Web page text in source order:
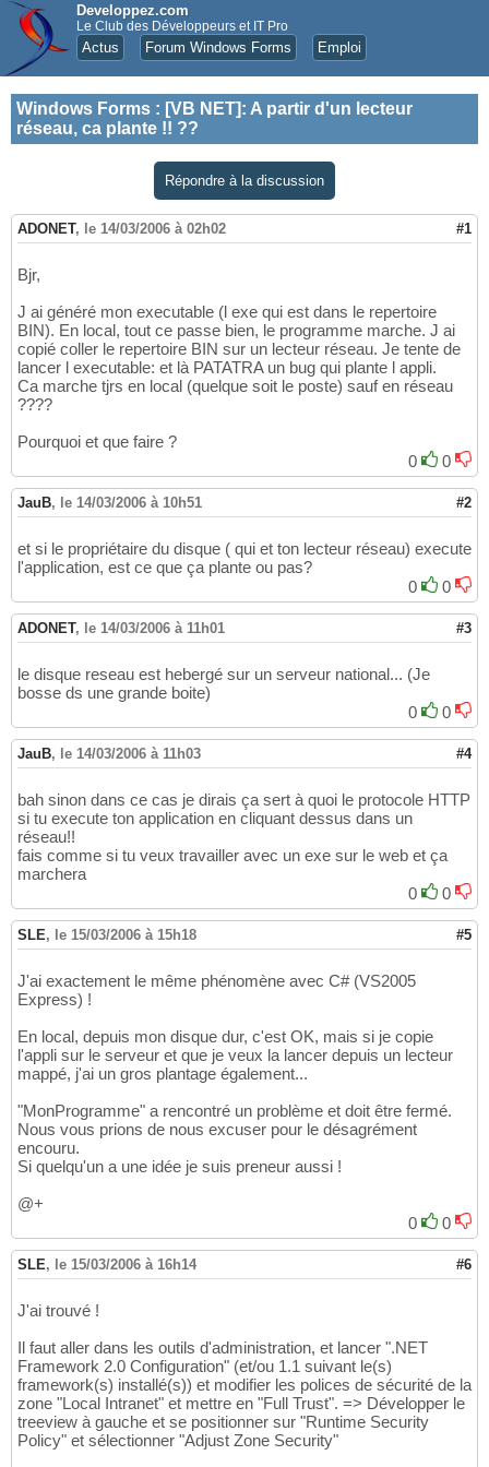
Developpez.com
Le Club des Développeurs et IT Pro
Actus Forum Windows Forms Emploi
Windows Forms : [VB NET]: A partir d'un lecteur
réseau, ca plante !! ??
Répondre à la discussion
ADONET, le 14/03/2006 à 02h02 #1
Bjr,
J ai généré mon executable (l exe qui est dans le repertoire
BIN). En local, tout ce passe bien, le programme marche. J ai
copié coller le repertoire BIN sur un lecteur réseau. Je tente de
lancer l executable: et là PATATRA un bug qui plante l appli.
Ca marche tjrs en local (quelque soit le poste) sauf en réseau
????
Pourquoi et que faire ?
0
0
JauB, le 14/03/2006 à 10h51 #2
et si le propriétaire du disque ( qui et ton lecteur réseau) execute
l'application, est ce que ça plante ou pas?
0
0
ADONET, le 14/03/2006 à 11h01 #3
le disque reseau est hebergé sur un serveur national... (Je
bosse ds une grande boite)
0
0
JauB, le 14/03/2006 à 11h03 #4
bah sinon dans ce cas je dirais ça sert à quoi le protocole HTTP
si tu execute ton application en cliquant dessus dans un
réseau!!
fais comme si tu veux travailler avec un exe sur le web et ça
marchera
0
0
SLE, le 15/03/2006 à 15h18 #5
J'ai exactement le même phénomène avec C# (VS2005
Express) !
En local, depuis mon disque dur, c'est OK, mais si je copie
l'appli sur le serveur et que je veux la lancer depuis un lecteur
mappé, j'ai un gros plantage également...
"MonProgramme" a rencontré un problème et doit être fermé.
Nous vous prions de nous excuser pour le désagrément
encouru.
Si quelqu'un a une idée je suis preneur aussi !
@+
0
0
SLE, le 15/03/2006 à 16h14 #6
J'ai trouvé !
Il faut aller dans les outils d'administration, et lancer ".NET
Framework 2.0 Configuration" (et/ou 1.1 suivant le(s)
framework(s) installé(s)) et modifier les polices de sécurité de la
zone "Local Intranet" et mettre en "Full Trust". => Développer le
treeview à gauche et se positionner sur "Runtime Security
Policy" et sélectionner "Adjust Zone Security"